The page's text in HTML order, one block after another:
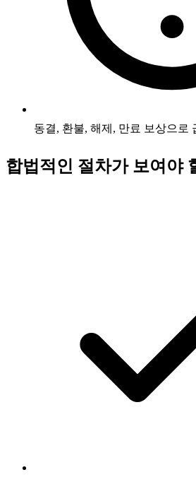
동결, 환불, 해제, 만료 보상으로
합법적인 절차가 보여야